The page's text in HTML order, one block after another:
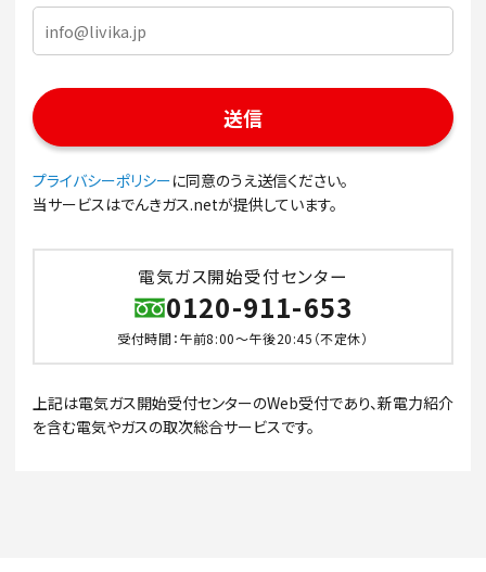
プライバシーポリシーに同意のうえ送信ください。
当サービスはでんきガス.netが提供しています。
電気ガス開始受付センター
0120-911-653
受付時間：午前8:00～午後20:45（不定休）
上記は電気ガス開始受付センターのWeb受付であり、新電力紹介
を含む電気やガスの取次総合サービスです。